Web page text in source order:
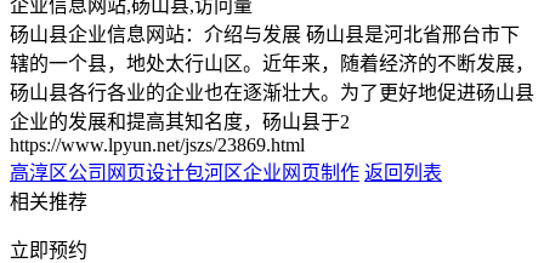
企业信息网站,砀山县,访问量
砀山县企业信息网站：介绍与发展 砀山县是河北省邢台市下
辖的一个县，地处太行山区。近年来，随着经济的不断发展，
砀山县各行各业的企业也在逐渐壮大。为了更好地促进砀山县
企业的发展和提高其知名度，砀山县于2
https://www.lpyun.net/jszs/23869.html
高淳区公司网页设计包河区企业网页制作 返回列表
相关推荐
立即预约